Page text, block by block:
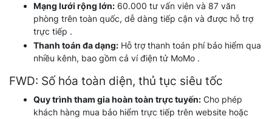
Mạng lưới rộng lớn: 60.000 tư vấn viên và 87 văn
phòng trên toàn quốc, dễ dàng tiếp cận và được hỗ trợ
trực tiếp .
Thanh toán đa dạng: Hỗ trợ thanh toán phí bảo hiểm qua
nhiều kênh, bao gồm cả ví điện tử MoMo .
FWD: Số hóa toàn diện, thủ tục siêu tốc
Quy trình tham gia hoàn toàn trực tuyến: Cho phép
khách hàng mua bảo hiểm trực tiếp trên website hoặc